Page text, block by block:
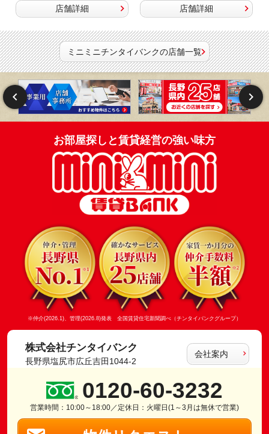
店舗詳細
店舗詳細
ミニミニチンタイバンクの店舗一覧
お部屋探しと賃貸経営の強い味方
※仲介(2026.1)、管理(2026.8)発表 全国賃貸住宅新聞調べ（チンタイバンクグループ）
株式会社チンタイバンク
長野県塩尻市広丘吉田1044-2
会社案内
0120-60-3232
営業時間：10:00～18:00／定休日：火曜日(1～3月は無休で営業)